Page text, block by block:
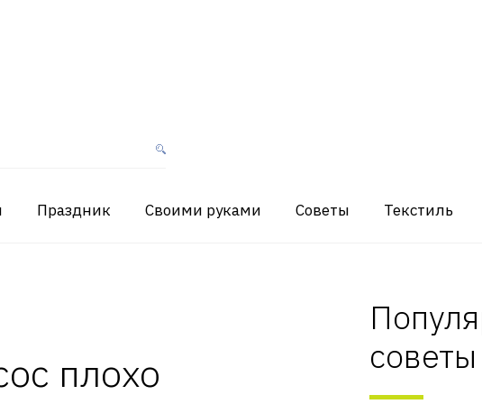
Праздник Своими руками Советы Текстиль
плохо
советы